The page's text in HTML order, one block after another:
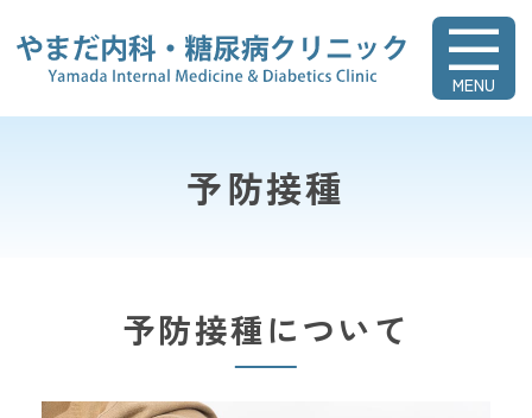
やまだ内科・
予防接種
予防接種について